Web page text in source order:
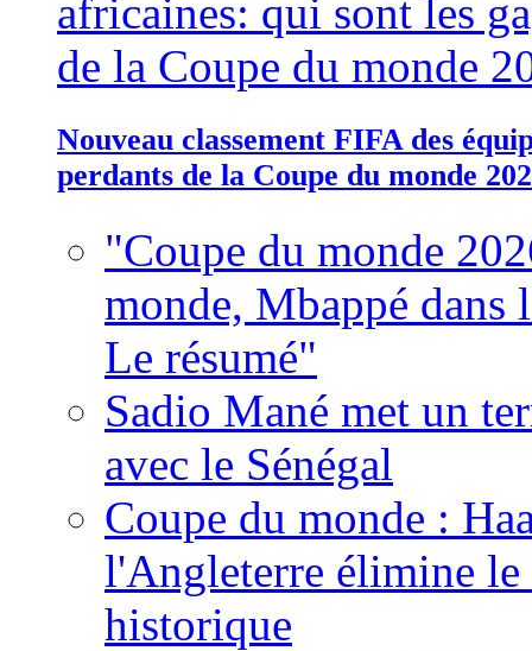
Nouveau classement FIFA des
perdants de la Coupe du monde
"Coupe du monde
monde, Mbappé dans
Le résumé"
Sadio Mané met un
avec le Sénégal
Coupe du monde :
l'Angleterre élimine
historique